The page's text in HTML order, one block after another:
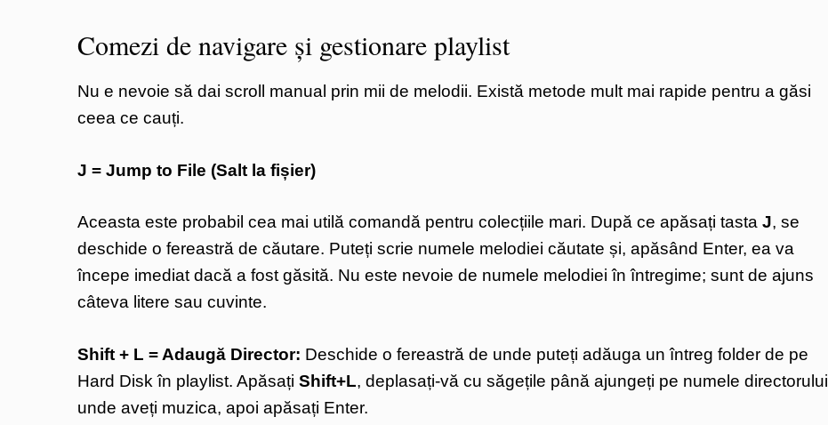
Comezi de navigare și gestionare playlist
Nu e nevoie să dai scroll manual prin mii de melodii. Există metode mult mai rapide pentru a găsi
ceea ce cauți.
J = Jump to File (Salt la fișier)
Aceasta este probabil cea mai utilă comandă pentru colecțiile mari. După ce apăsați tasta J, se
deschide o fereastră de căutare. Puteți scrie numele melodiei căutate și, apăsând Enter, ea va
începe imediat dacă a fost găsită. Nu este nevoie de numele melodiei în întregime; sunt de ajuns
câteva litere sau cuvinte.
Shift + L = Adaugă Director: Deschide o fereastră de unde puteți adăuga un întreg folder de pe
Hard Disk în playlist. Apăsați Shift+L, deplasați-vă cu săgețile până ajungeți pe numele directorului
unde aveți muzica, apoi apăsați Enter.